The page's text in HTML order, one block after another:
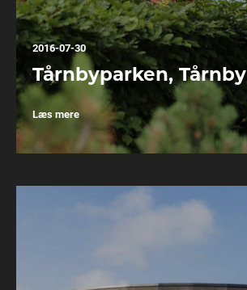
2016-07-30
Tårnbyparken, Tårnby
Læs mere